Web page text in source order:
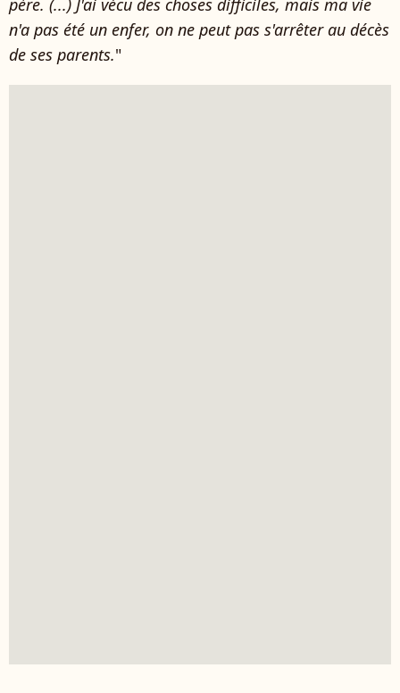
père. (...) J'ai vécu des choses difficiles, mais ma vie
n'a pas été un enfer, on ne peut pas s'arrêter au décès
de ses parents."